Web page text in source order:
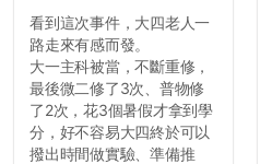
看到這次事件，大四老人一
路走來有感而發。
大一主科被當，不斷重修，
最後微二修了3次、普物修
了2次，花3個暑假才拿到學
分，好不容易大四終於可以
撥出時間做實驗、準備推